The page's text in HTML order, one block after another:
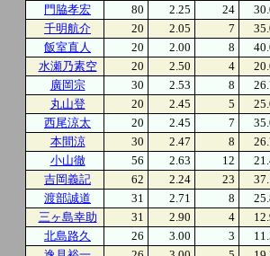
門脇孝宏
80 2.25 24
千明航介
20 2.05 7
飯室直人
20 2.00 8
水瀬乃素空
20 2.50 4
廣岡宗
30 2.53 8
丸山登
20 2.45 5
西尾涼太
20 2.45 7
本間涼
30 2.47 8
小山徹
56 2.63 12
吉岡義記
62 2.24 23
渡部誠道
31 2.71 8
三ヶ島幸助
31 2.90 4
北島路久
26 3.00 3